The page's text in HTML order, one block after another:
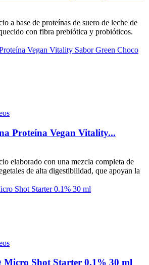
a base de proteínas de suero de leche de
con fibra prebiótica y probióticos.
Proteína Vegan Vitality...
elaborado con una mezcla completa de
de alta digestibilidad, que apoyan la
Micro Shot Starter 0.1% 30 ml